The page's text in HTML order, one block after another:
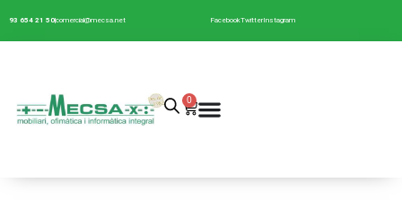
93 654 21 50comercial@mecsa.net FacebookTwitterInstagram
0